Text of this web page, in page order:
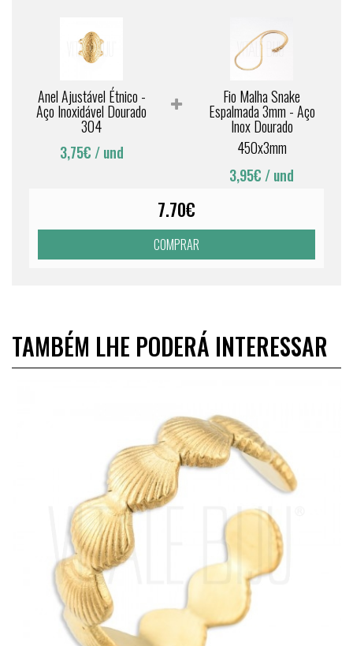
Anel Ajustável Étnico -
Aço Inoxidável Dourado
304
3,75€ / und
Fio Malha Snake
Espalmada 3mm - Aço
Inox Dourado
450x3mm
3,95€ / und
7.70€
COMPRAR
TAMBÉM LHE PODERÁ INTERESSAR